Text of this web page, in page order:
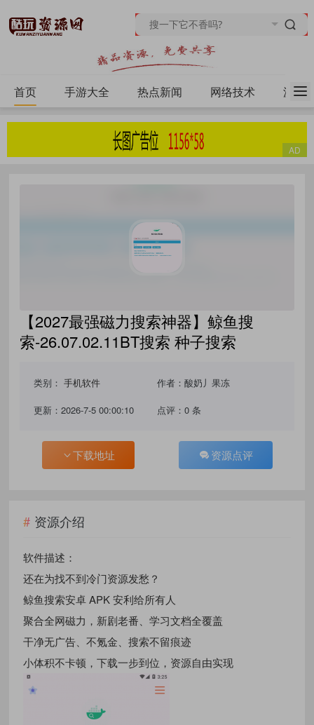
首页 手游大全 热点新闻 网络技术 源码
【2027最强磁力搜索神器】鲸鱼搜
索-26.07.02.11BT搜索 种子搜索
类别：手机软件 作者：酸奶丿果冻
更新：2026-7-5 00:00:10 点评：0 条
下载地址 资源点评
资源介绍
软件描述：
还在为找不到冷门资源发愁？
鲸鱼搜索安卓 APK 安利给所有人
聚合全网磁力，新剧老番、学习文档全覆盖
干净无广告、不氪金、搜索不留痕迹
小体积不卡顿，下载一步到位，资源自由实现